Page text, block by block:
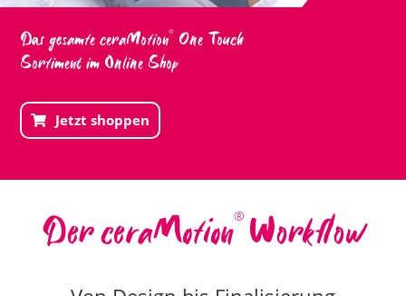
Das gesamte ceraMotion®
One Touch
Sortiment im Online Shop
Jetzt shoppen
Der ceraMotion® Workflow